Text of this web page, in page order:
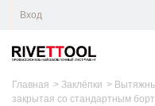
Вход
Главная > Заклёпки >
закрытая со стандартным